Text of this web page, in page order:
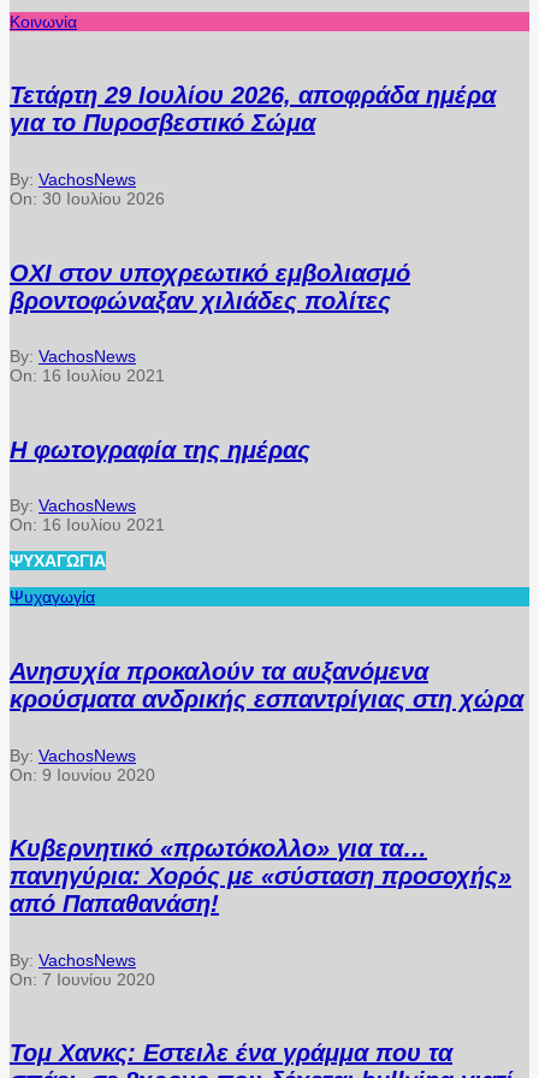
Κοινωνία
Τετάρτη 29 Ιουλίου 2026, αποφράδα ημέρα
για το Πυροσβεστικό Σώμα
By: VachosNews
On: 30 Ιουλίου 2026
ΟΧΙ στον υποχρεωτικό εμβολιασμό
βροντοφώναξαν χιλιάδες πολίτες
By: VachosNews
On: 16 Ιουλίου 2021
Η φωτογραφία της ημέρας
By: VachosNews
On: 16 Ιουλίου 2021
ΨΥΧΑΓΩΓΊΑ
Ψυχαγωγία
Ανησυχία προκαλούν τα αυξανόμενα
κρούσματα ανδρικής εσπαντρίγιας στη χώρα
By: VachosNews
On: 9 Ιουνίου 2020
Κυβερνητικό «πρωτόκολλο» για τα…
πανηγύρια: Χορός με «σύσταση προσοχής»
από Παπαθανάση!
By: VachosNews
On: 7 Ιουνίου 2020
Τομ Χανκς: Εστειλε ένα γράμμα που τα